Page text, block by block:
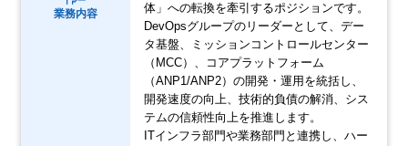
業務内容
体」への転換を牽引するポジションです。
DevOpsグループのリーダーとして、デー
タ基盤、ミッションコントロールセンター
（MCC）、コアプラットフォーム
（ANP1/ANP2）の開発・運用を統括し、
開発速度の向上、技術的負債の解消、シス
テムの信頼性向上を推進します。
ITインフラ部門や業務部門と連携し、ハー